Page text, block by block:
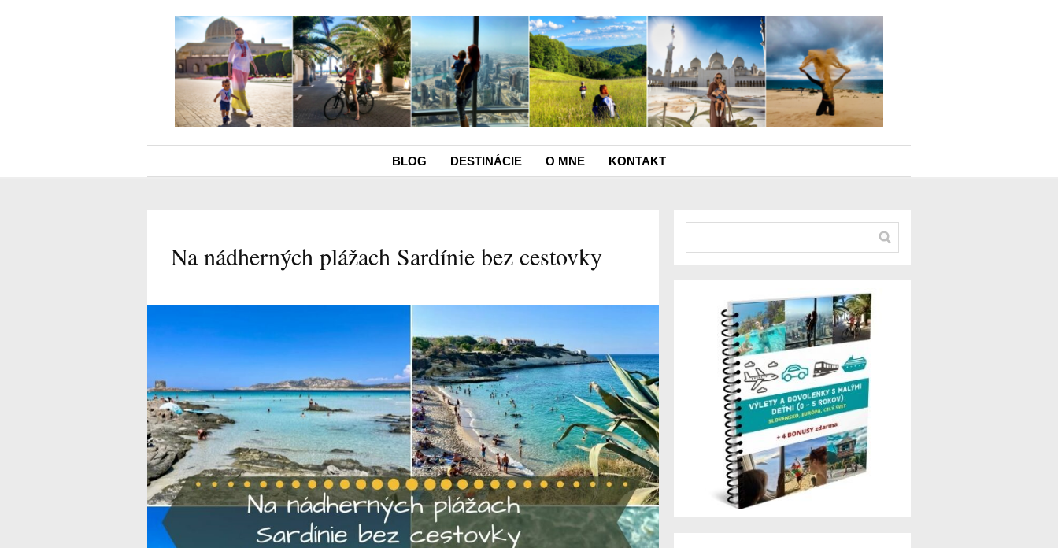
BLOG DESTINÁCIE O MNE KONTAKT
Na nádherných plážach Sardínie bez cestovky